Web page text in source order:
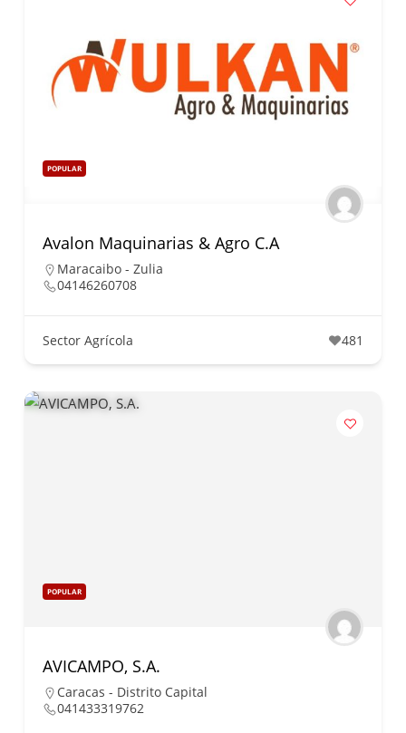
POPULAR
Avalon Maquinarias & Agro C.A
Maracaibo - Zulia
04146260708
Sector Agrícola 481
POPULAR
AVICAMPO, S.A.
Caracas - Distrito Capital
041433319762